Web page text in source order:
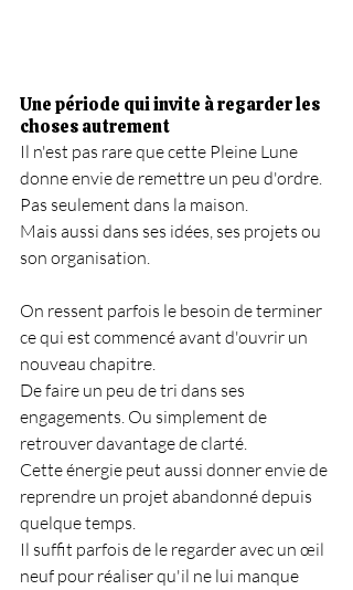
Une période qui invite à regarder les
choses autrement
Il n'est pas rare que cette Pleine Lune
donne envie de remettre un peu d'ordre.
Pas seulement dans la maison.
Mais aussi dans ses idées, ses projets ou
son organisation.
On ressent parfois le besoin de terminer
ce qui est commencé avant d'ouvrir un
nouveau chapitre.
De faire un peu de tri dans ses
engagements. Ou simplement de
retrouver davantage de clarté.
Cette énergie peut aussi donner envie de
reprendre un projet abandonné depuis
quelque temps.
Il suffit parfois de le regarder avec un œil
neuf pour réaliser qu'il ne lui manque